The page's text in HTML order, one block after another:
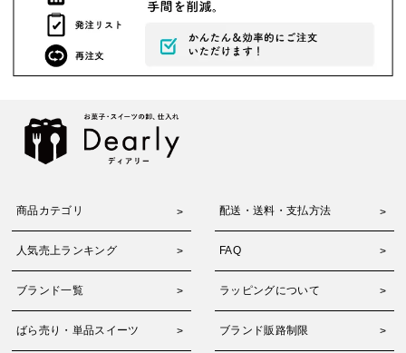
商品カテゴリ 配送・送料・支払方法
人気売上ランキング FAQ
ブランド一覧 ラッピングについて
ばら売り・単品スイーツ ブランド販路制限